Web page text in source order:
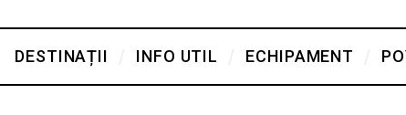
DESTINAȚII INFO UTIL ECHIPAMENT